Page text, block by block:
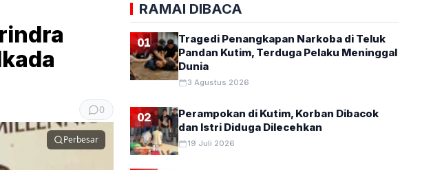
0
Perbesar
RAMAI DIBACA
01
Tragedi Penangkapan Narkoba di Teluk
Pandan Kutim, Terduga Pelaku Meninggal
Dunia
3 Agustus 2026
02
Perampokan di Kutim, Korban Dibacok
dan Istri Diduga Dilecehkan
19 Juli 2026